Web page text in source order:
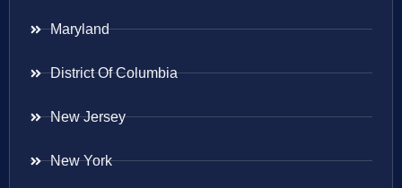
Maryland
District Of Columbia
New Jersey
New York